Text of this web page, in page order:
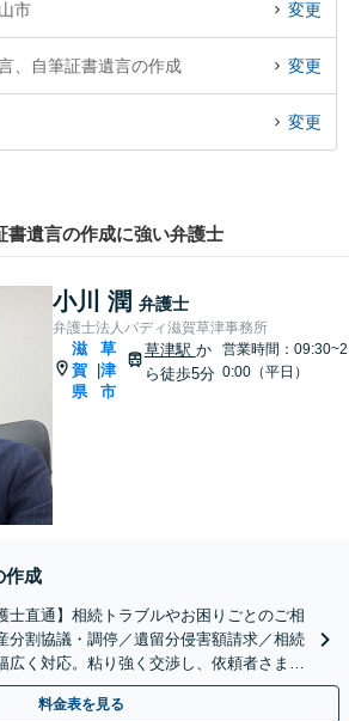
市 変更
、自筆証書遺言の作成 変更
変更
書遺言の作成に強い弁護士
小川 潤 弁護士
弁護士法人バディ滋賀草津事務所
滋
賀
県
草
津
市
草津駅 か
ら徒歩5分
営業時間：09:30~2
0:00（平日）
作成
士直通】相続トラブルやお困りごとのご相
分割協議・調停／遺留分侵害額請求／相続
く対応。粘り強く交渉し、依頼者さまに
出張相談可能】【草津駅5分】
料金表を見る